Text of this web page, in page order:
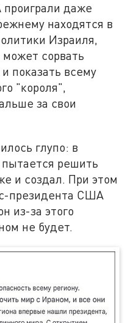
даже
находятся в
Израиля,
сорвать
показать всему
"короля",
за свои
глупо: в
решить
и создал. При этом
президента США
из-за этого
не будет.